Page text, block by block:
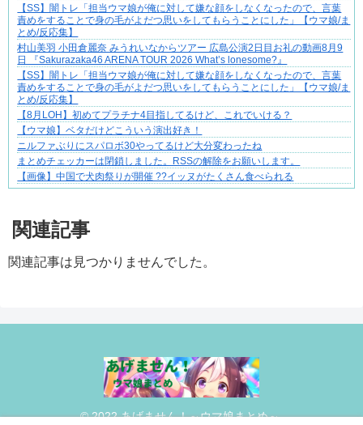
【SS】闇トレ「担当ウマ娘が俺に対して嫌な顔をしなくなったので、言葉
責めをすることで身の毛がよだつ思いをしてもらうことにした」【ウマ娘/ま
とめ/反応集】
村山美羽 小田倉麗奈 みうれいなからツアー 広島公演2日目お礼の動画8月9
日 『Sakurazaka46 ARENA TOUR 2026 What’s lonesome?』
【SS】闇トレ「担当ウマ娘が俺に対して嫌な顔をしなくなったので、言葉
責めをすることで身の毛がよだつ思いをしてもらうことにした」【ウマ娘/ま
とめ/反応集】
【8月LOH】初めてプラチナ4目指してるけど、これでいける？
【ウマ娘】ベタだけどこういう演出好き！
ニルファぶりにスパロボ30やってるけど大分変わったね
まとめチェッカーは閉鎖しました。RSSの解除をお願いします。
【画像】中国で犬肉祭りが開催 ??イッヌがたくさん食べられる
関連記事
関連記事は見つかりませんでした。
© 2022 あげません！～ウマ娘まとめ～.